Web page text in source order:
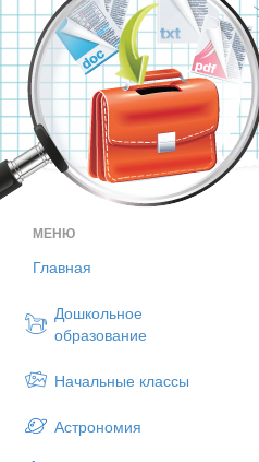
МЕНЮ
Главная
Дошкольное
образование
Начальные классы
Астрономия